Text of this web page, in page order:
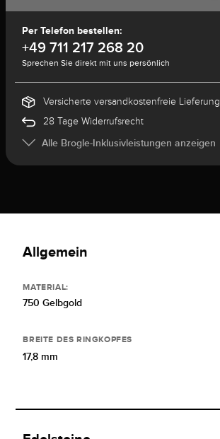
Per Telefon bestellen:
+49 711 217 268 20
Sprechen Sie direkt mit uns persönlich
Versicherte versandkostenfreie Lieferung
28 Tage Widerrufsrecht
Alle Brogle-Inklusivleistungen anzeigen
Allgemein
MATERIAL:
750 Gelbgold
BREITE DES RINGKOPFES
17,8 mm